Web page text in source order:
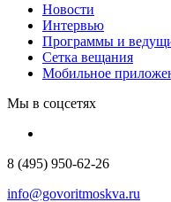
Новости
Интервью
Программы и
Сетка вещания
Мобильное
Мы в соцсетях
8 (495) 950-62-26
info@govoritmoskva.ru